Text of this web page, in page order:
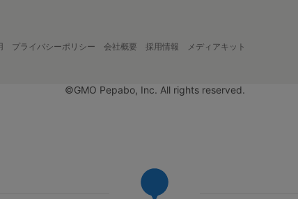
プライバシーポリシー 会社概要 採用情報 メディアキット
©GMO Pepabo, Inc. All rights reserved.